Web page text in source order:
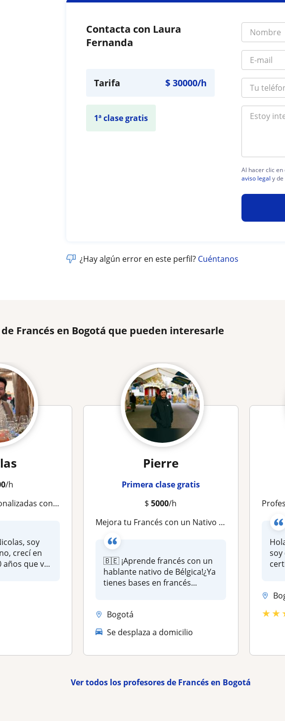
Contacta con Laura
Fernanda
Tarifa $30000/h
1ª clase gratis
Al hacer clic
aviso legal y de
¿Hay algún error en este perfil? Cuéntanos
Francés en Bogotá que pueden interesarle
/h
todos los niveles, descuentos para grupos
soy
crecí en
años que v...
Pierre
Primera clase gratis
$5000/h
Mejora tu Francés con un Nativo de Bélgica: Conversación, Fluidez y Confianza
🇧🇪 ¡Aprende francés con un
hablante nativo de Bélgica!¿Ya
tienes bases en francés...
Bogotá
Se desplaza a domicilio
Profesora certificada
soy
★★
Ver todos los profesores de Francés en Bogotá